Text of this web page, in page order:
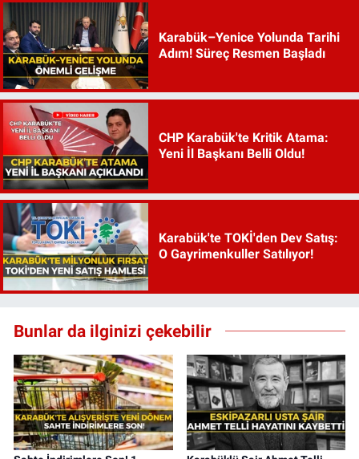
Karabük–Yenice Yolunda Tarihi
Adım! Süreç Resmen Başladı
CHP Karabük'te Kritik Atama:
Yeni İl Başkanı Belli Oldu!
Karabük'te TOKİ'den Dev Satış:
O Gayrimenkuller Satılıyor!
Bunlar da ilginizi çekebilir